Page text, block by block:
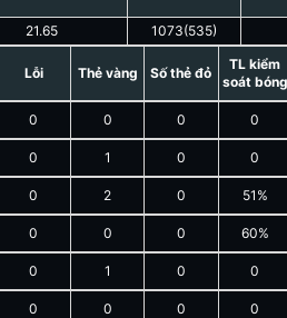
21.65 1073(535)
Lỗi Thẻ vàng Số thẻ đỏ
TL kiểm
soát bóng
0 0 0 0
0 1 0 0
0 2 0 51%
0 0 0 60%
0 1 0 0
0 0 0 0